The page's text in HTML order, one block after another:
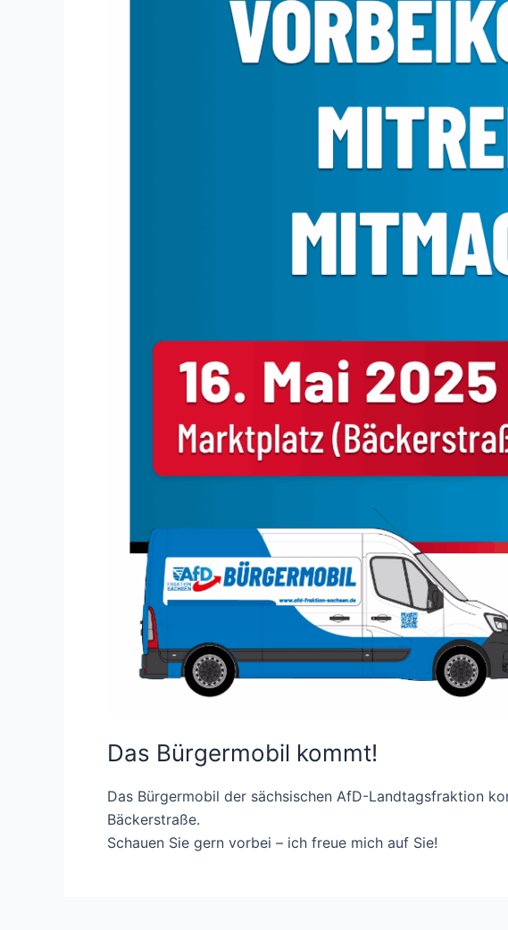
Das Bürgermobil kommt!
Das Bürgermobil der sächsischen AfD-Landtagsfraktion
Bäckerstraße.
Schauen Sie gern vorbei – ich freue mich auf Sie!